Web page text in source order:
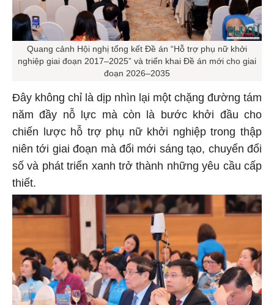
Quang cảnh Hội nghị tổng kết Đề án “Hỗ trợ phụ nữ khởi
nghiệp giai đoạn 2017–2025” và triển khai Đề án mới cho giai
đoạn 2026–2035
Đây không chỉ là dịp nhìn lại một chặng đường tám
năm đầy nỗ lực mà còn là bước khởi đầu cho
chiến lược hỗ trợ phụ nữ khởi nghiệp trong thập
niên tới giai đoạn mà đổi mới sáng tạo, chuyển đổi
số và phát triển xanh trở thành những yêu cầu cấp
thiết.